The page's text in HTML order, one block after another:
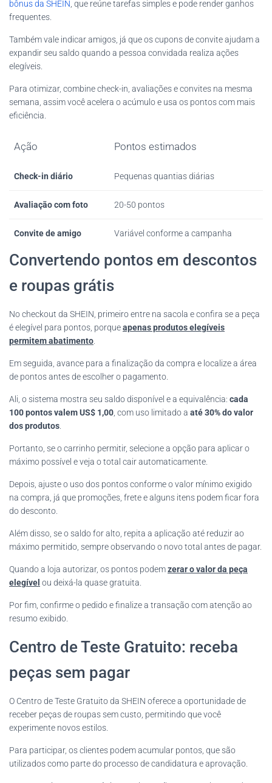
bônus da SHEIN , que reúne tarefas simples e pode render ganhos
frequentes.
Também vale indicar amigos, já que os cupons de convite ajudam a
expandir seu saldo quando a pessoa convidada realiza ações
elegíveis.
Para otimizar, combine check-in, avaliações e convites na mesma
semana, assim você acelera o acúmulo e usa os pontos com mais
eficiência.
Ação Pontos estimados
Check-in diário Pequenas quantias diárias
Avaliação com foto 20-50 pontos
Convite de amigo Variável conforme a campanha
Convertendo pontos em descontos
e roupas grátis
No checkout da SHEIN, primeiro entre na sacola e confira se a peça
é elegível para pontos, porqueapenas produtos elegíveis
permitem abatimento
Em seguida, avance para a finalização da compra e localize a área
de pontos antes de escolher o pagamento.
Ali, o sistema mostra seu saldo disponível e a equivalência: cada
100 pontos valem US$ 1,00 , com uso limitado a até 30% do valor
dos produtos
Portanto, se o carrinho permitir, selecione a opção para aplicar o
máximo possível e veja o total cair automaticamente.
Depois, ajuste o uso dos pontos conforme o valor mínimo exigido
na compra, já que promoções, frete e alguns itens podem ficar fora
do desconto.
Além disso, se o saldo for alto, repita a aplicação até reduzir ao
máximo permitido, sempre observando o novo total antes de pagar.
Quando a loja autorizar, os pontos podemzerar o valor da peça
elegível ou deixá-la quase gratuita.
Por fim, confirme o pedido e finalize a transação com atenção ao
resumo exibido.
Centro de Teste Gratuito: receba
peças sem pagar
O Centro de Teste Gratuito da SHEIN oferece a oportunidade de
receber peças de roupas sem custo, permitindo que você
experimente novos estilos.
Para participar, os clientes podem acumular pontos, que são
utilizados como parte do processo de candidatura e aprovação.